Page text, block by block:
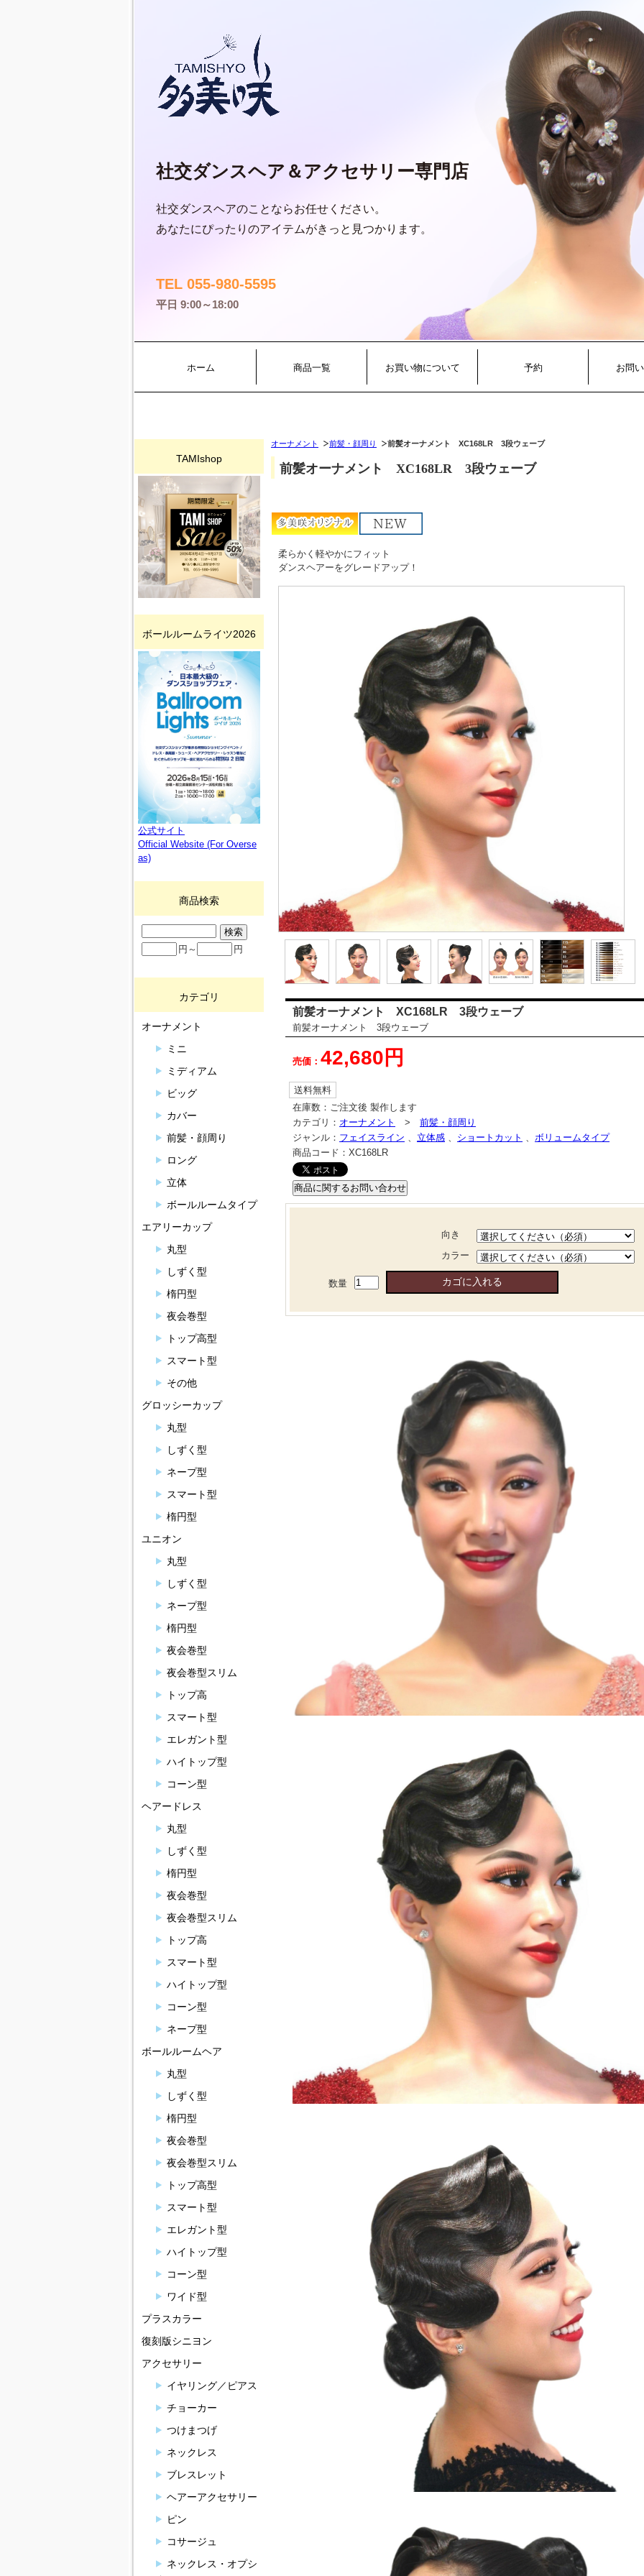
社交ダンスヘア＆アクセサリー専門店
社交ダンスヘアのことならお任せください。
あなたにぴったりのアイテムがきっと見つかります。
TEL 055-980-5595
平日 9:00～18:00
ホーム 商品一覧 お買い物について 予約 お問
オーナメント 前髪・顔周り 前髪オーナメント XC168LR 3段ウェーブ
前髪オーナメント XC168LR 3段ウェーブ
柔らかく軽やかにフィット
ダンスヘアーをグレードアップ！
前髪オーナメント XC168LR 3段ウェーブ
前髪オーナメント 3段ウェーブ
売価： 42,680円
送料無料
在庫数： ご注文後 製作します
カテゴリ： オーナメント > 前髪・顔周り
ジャンル： フェイスライン 立体感 ショートカット
ボリュームタイプ
商品コード： XC168LR
向き
カラー
数量
TAMIshop
ボールルームライツ2026
公式サイト
Official Website (For Overse
as)
商品検索
円～ 円
カテゴリ
オーナメント
ミニ
ミディアム
ビッグ
カバー
前髪・顔周り
ロング
立体
ボールルームタイプ
エアリーカップ
丸型
しずく型
楕円型
夜会巻型
トップ高型
スマート型
その他
グロッシーカップ
丸型
しずく型
ネープ型
スマート型
楕円型
ユニオン
丸型
しずく型
ネープ型
楕円型
夜会巻型
夜会巻型スリム
トップ高
スマート型
エレガント型
ハイトップ型
コーン型
ヘアードレス
丸型
しずく型
楕円型
夜会巻型
夜会巻型スリム
トップ高
スマート型
ハイトップ型
コーン型
ネープ型
ボールルームヘア
丸型
しずく型
楕円型
夜会巻型
夜会巻型スリム
トップ高型
スマート型
エレガント型
ハイトップ型
コーン型
ワイド型
プラスカラー
復刻版シニヨン
アクセサリー
イヤリング／ピアス
チョーカー
つけまつげ
ネックレス
ブレスレット
ヘアーアクセサリー
ピン
コサージュ
ネックレス・オプシ